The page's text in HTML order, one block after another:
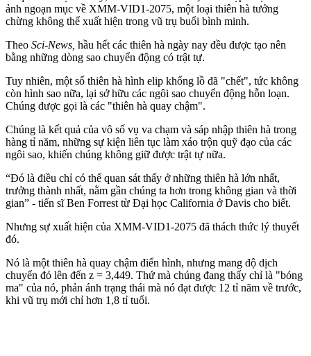
ảnh ngoạn mục về XMM-VID1-2075, một loại thiên hà tưởng
chừng không thể xuất hiện trong vũ trụ buổi bình minh.
Theo Sci-News, hầu hết các thiên hà ngày nay đều được tạo nên
bằng những dòng sao chuyển động có trật tự.
Tuy nhiên, một số thiên hà hình elip khổng lồ đã "chết", tức không
còn hình sao nữa, lại sở hữu các ngôi sao chuyển động hỗn loạn.
Chúng được gọi là các "thiên hà quay chậm".
Chúng là kết quả của vô số vụ va chạm và sáp nhập thiên hà trong
hàng tỉ năm, những sự kiện liên tục làm xáo trộn quỹ đạo của các
ngôi sao, khiến chúng không giữ được trật tự nữa.
“Đó là điều chỉ có thể quan sát thấy ở những thiên hà lớn nhất,
trưởng thành nhất, nằm gần chúng ta hơn trong không gian và thời
gian” - tiến sĩ Ben Forrest từ Đại học California ở Davis cho biết.
Nhưng sự xuất hiện của XMM-VID1-2075 đã thách thức lý thuyết
đó.
Nó là một thiên hà quay chậm điển hình, nhưng mang độ dịch
chuyển đỏ lên đến z = 3,449. Thứ mà chúng đang thấy chỉ là "bóng
ma" của nó, phản ánh trạng thái mà nó đạt được 12 tỉ năm về trước,
khi vũ trụ mới chỉ hơn 1,8 tỉ tuổi.